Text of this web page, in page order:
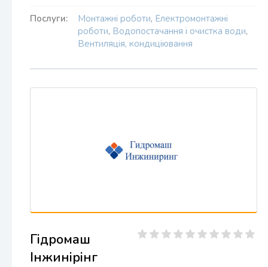
Послуги: Монтажні роботи, Електромонтажні
роботи, Водопостачання і очистка води,
Вентиляція, кондиціювання
Гідромаш
Інжинірінг